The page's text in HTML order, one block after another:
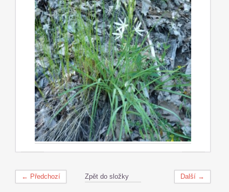
← Předchozí Další →
Zpět do složky